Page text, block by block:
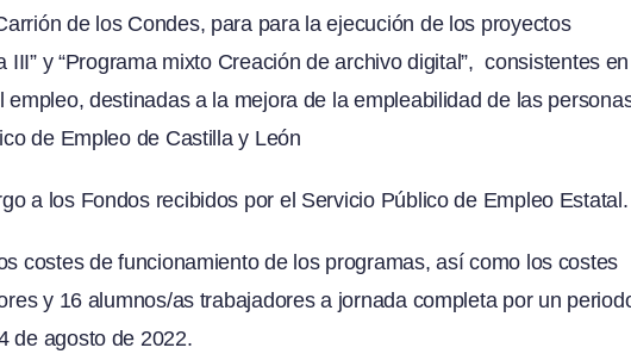
de los Condes, para para la ejecución de los proyectos
y “Programa mixto Creación de archivo digital”, consistentes en
destinadas a la mejora de la empleabilidad de las
de Empleo de Castilla y León
a los Fondos recibidos por el Servicio Público de Empleo Estatal.
costes de funcionamiento de los programas, así como los costes
y 16 alumnos/as trabajadores a jornada completa por un
de agosto de 2022.